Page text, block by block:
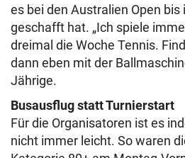
es bei den Australien Open
geschafft hat. „Ich spiele
dreimal die Woche Tennis.
dann eben mit der
Jährige.
Busausflug statt Turnierstart
Für die Organisatoren ist es
nicht immer leicht. So waren